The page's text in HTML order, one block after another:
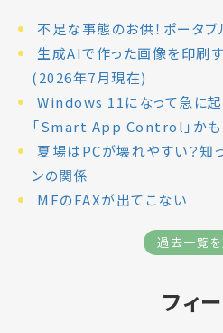
不足な事態のお供！ポータ
生成AIで作った画像を印刷
(2026年7月現在)
Windows 11になって急に
「Smart App Control」かも
夏場はPCが壊れやすい？知
ンの関係
MFのFAXが出てこない
過去一覧を
フィ